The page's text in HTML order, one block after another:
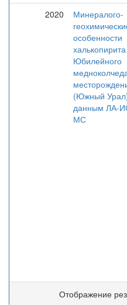
2020
Минералого-
особенности
Юбилейного
(Южный
данным ЛА-
МС
Отображение